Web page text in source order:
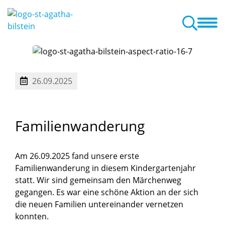
Pädagogik Aktuelles / Termine
26.09.2025
Familienwanderung
Am 26.09.2025 fand unsere erste
Familienwanderung in diesem Kindergartenjahr
statt. Wir sind gemeinsam den Märchenweg
gegangen. Es war eine schöne Aktion an der sich
die neuen Familien untereinander vernetzen
konnten.